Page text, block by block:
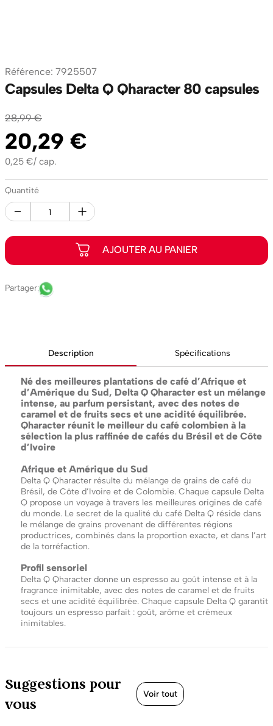
Référence: 7925507
Capsules Delta Q Qharacter 80 capsules
28,99 €
20,29 €
0,25 €/ cap.
Quantité
Description Spécifications
Né des meilleures plantations de café d’Afrique et
d’Amérique du Sud, Delta Q Qharacter est un mélange
intense, au parfum persistant, avec des notes de
caramel et de fruits secs et une acidité équilibrée.
Qharacter réunit le meilleur du café colombien à la
sélection la plus raffinée de cafés du Brésil et de Côte
d’Ivoire
Afrique et Amérique du Sud
Delta Q Qharacter résulte du mélange de grains de café du
Brésil, de Côte d’Ivoire et de Colombie. Chaque capsule Delta
Q propose un voyage à travers les meilleures origines de café
du monde. Le secret de la qualité du café Delta Q réside dans
le mélange de grains provenant de différentes régions
productrices, combinés dans la proportion exacte, et dans l’art
de la torréfaction.
Profil sensoriel
Delta Q Qharacter donne un espresso au goût intense et à la
fragrance inimitable, avec des notes de caramel et de fruits
secs et une acidité équilibrée. Chaque capsule Delta Q garantit
toujours un espresso parfait : goût, arôme et crémeux
inimitables.
Suggestions pour
vous
Voir tout